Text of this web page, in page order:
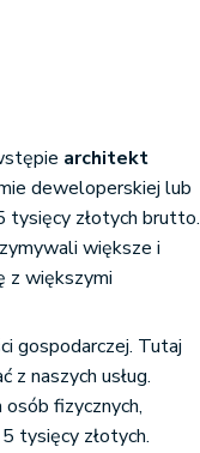
architekt
deweloperskiej lub
tysięcy złotych brutto.
większe i
z większymi
gospodarczej. Tutaj
naszych usług.
osób fizycznych,
tysięcy złotych.